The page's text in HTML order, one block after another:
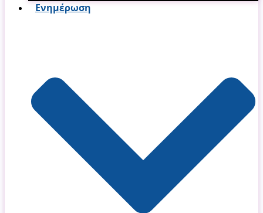
Ενημέρωση